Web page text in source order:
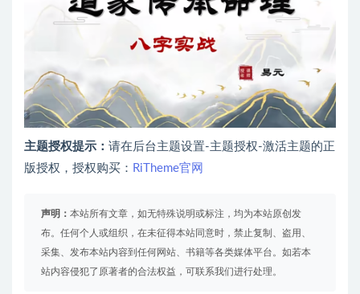
主题授权提示： 请在后台主题设置-主题授权-激活主题的正
版授权，授权购买： RiTheme官网
声明： 本站所有文章，如无特殊说明或标注，均为本站原创发
布。任何个人或组织，在未征得本站同意时，禁止复制、盗用、
采集、发布本站内容到任何网站、书籍等各类媒体平台。如若本
站内容侵犯了原著者的合法权益，可联系我们进行处理。